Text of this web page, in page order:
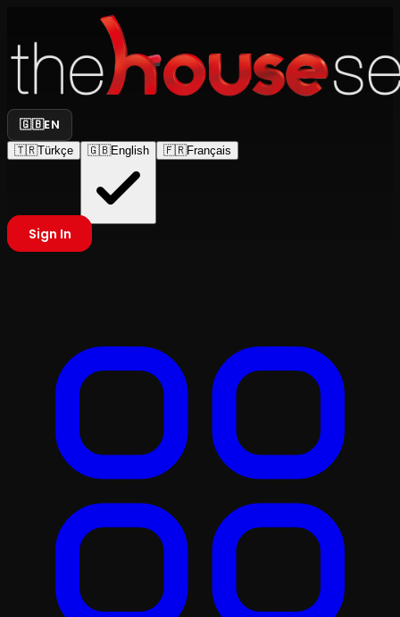
🇬🇧EN
🇹🇷Türkçe 🇬🇧English 🇫🇷Français
Sign In